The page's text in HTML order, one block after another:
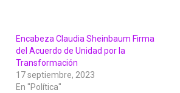
Encabeza Claudia Sheinbaum Firma
del Acuerdo de Unidad por la
Transformación
17 septiembre, 2023
En "Política"